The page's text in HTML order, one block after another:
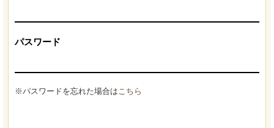
パスワード
※パスワードを忘れた場合はこちら